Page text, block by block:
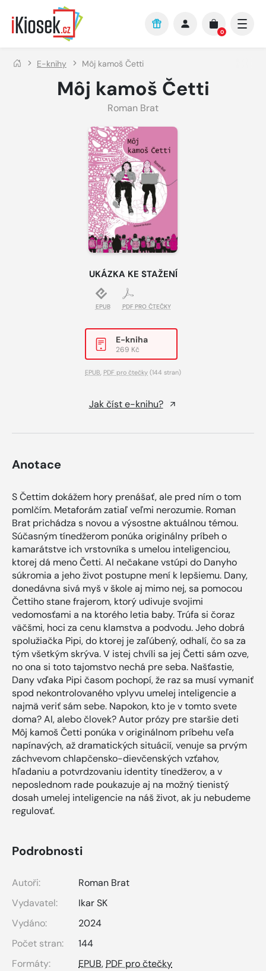
Přejít na hlavní obsah
0
E-knihy Môj kamoš Četti
Môj kamoš Četti
Roman Brat
UKÁZKA KE STAŽENÍ
EPUB PDF PRO ČTEČKY
E-kniha
269 Kč
EPUB, PDF pro čtečky (144 stran)
Jak číst e-knihu?
Anotace
S Čettim dokážem hory prenášať, ale pred ním o tom
pomlčím. Metaforám zatiaľ veľmi nerozumie. Roman
Brat prichádza s novou a výsostne aktuálnou témou.
Súčasným tínedžerom ponúka originálny príbeh o
kamarátstve ich vrstovníka s umelou inteligenciou,
ktorej dá meno Četti. AI nečakane vstúpi do Danyho
súkromia a jeho život postupne mení k lepšiemu. Dany,
donedávna sivá myš v škole aj mimo nej, sa pomocou
Čettiho stane frajerom, ktorý udivuje svojimi
vedomosťami a na ktorého letia baby. Trúfa si čoraz
väčšmi, hoci za cenu klamstva a podvodu. Jeho dobrá
spolužiačka Pipi, do ktorej je zaľúbený, odhalí, čo sa za
tým všetkým skrýva. V istej chvíli sa jej Četti sám ozve,
no ona si toto tajomstvo nechá pre seba. Našťastie,
Dany vďaka Pipi časom pochopí, že raz sa musí vymaniť
spod nekontrolovaného vplyvu umelej inteligencie a
najmä veriť sám sebe. Napokon, kto je v tomto svete
doma? AI, alebo človek? Autor prózy pre staršie deti
Môj kamoš Četti ponúka v originálnom príbehu veľa
napínavých, až dramatických situácií, venuje sa prvým
záchvevom chlapčensko-dievčenských vzťahov,
hľadaniu a potvrdzovaniu identity tínedžerov, a v
neposlednom rade poukazuje aj na možný tienistý
dosah umelej inteligencie na náš život, ak ju nebudeme
regulovať.
Podrobnosti
Autoři:
Roman Brat
Vydavatel:
Ikar SK
Vydáno:
2024
Počet stran:
144
Formáty:
EPUB, PDF pro čtečky